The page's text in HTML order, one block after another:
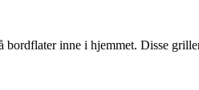
inne i hjemmet. Disse